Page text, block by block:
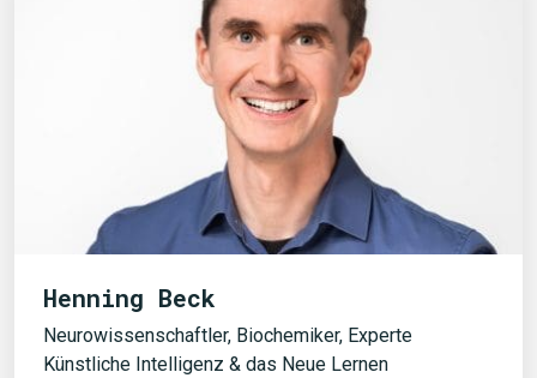
Henning Beck
Neurowissenschaftler, Biochemiker, Experte
Künstliche Intelligenz & das Neue Lernen